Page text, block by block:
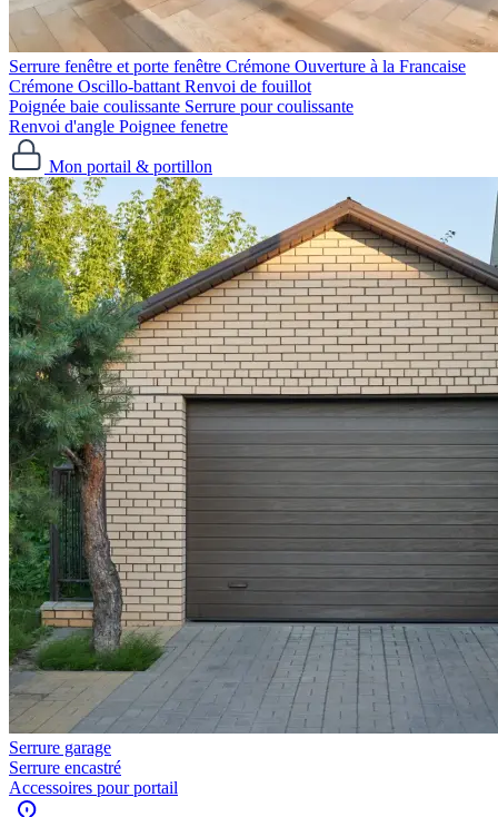
Serrure fenêtre et porte fenêtre Crémone Ouverture à la Francaise
Crémone Oscillo-battant Renvoi de fouillot
Poignée baie coulissante Serrure pour coulissante
Renvoi d'angle Poignee fenetre
Mon portail & portillon
Serrure garage
Serrure encastré
Accessoires pour portail